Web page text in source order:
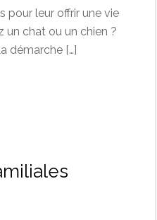
pour leur offrir une vie
un chat ou un chien ?
démarche […]